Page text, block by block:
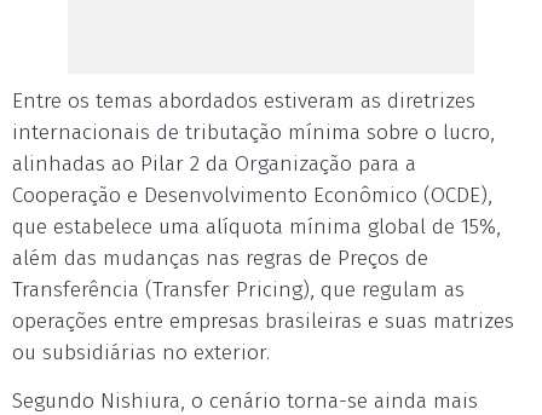
Entre os temas abordados estiveram as diretrizes
internacionais de tributação mínima sobre o lucro,
alinhadas ao Pilar 2 da Organização para a
Cooperação e Desenvolvimento Econômico (OCDE),
que estabelece uma alíquota mínima global de 15%,
além das mudanças nas regras de Preços de
Transferência (Transfer Pricing), que regulam as
operações entre empresas brasileiras e suas matrizes
ou subsidiárias no exterior.
Segundo Nishiura, o cenário torna-se ainda mais